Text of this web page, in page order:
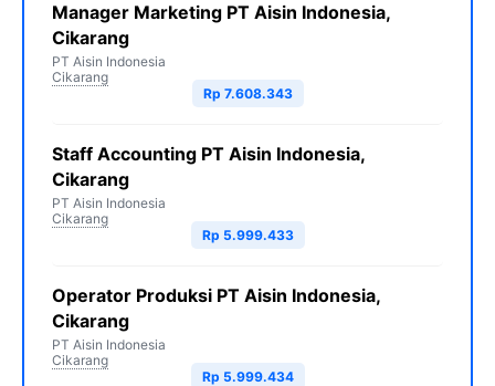
Manager Marketing PT Aisin Indonesia,
Cikarang
PT Aisin Indonesia
Cikarang
Rp 7.608.343
Staff Accounting PT Aisin Indonesia,
Cikarang
PT Aisin Indonesia
Cikarang
Rp 5.999.433
Operator Produksi PT Aisin Indonesia,
Cikarang
PT Aisin Indonesia
Cikarang
Rp 5.999.434